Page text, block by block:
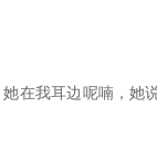
在我耳边呢喃，她